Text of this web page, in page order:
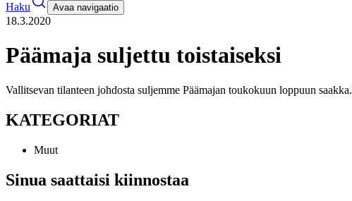
Haku
Avaa navigaatio
18.3.2020
Päämaja suljettu toistaiseksi
Vallitsevan tilanteen johdosta suljemme Päämajan toukokuun loppuun saakka.
KATEGORIAT
Muut
Sinua saattaisi kiinnostaa